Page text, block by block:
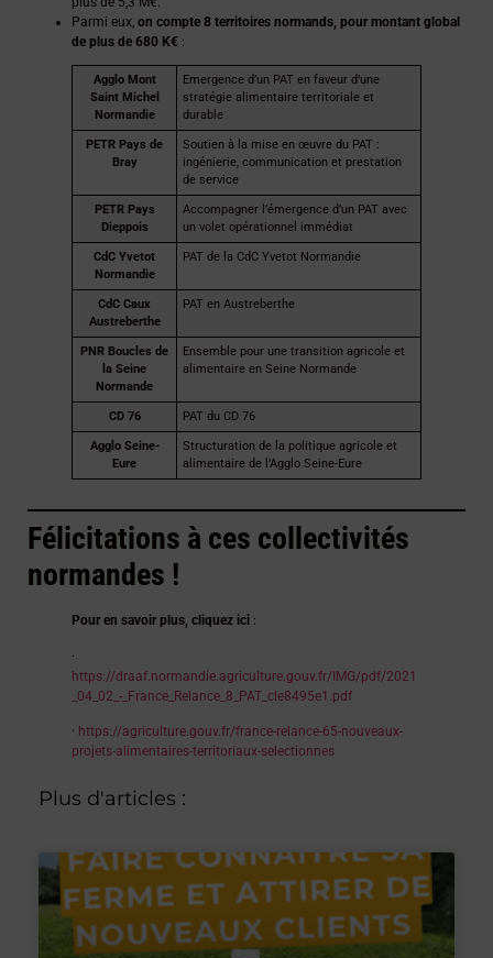
Parmi eux, on compte 8 territoires normands, pour montant global
de plus de 680 K€ :
Agglo Mont
Saint Michel
Normandie
Emergence d’un PAT en faveur d’une
stratégie alimentaire territoriale et
durable
PETR Pays de
Bray
Soutien à la mise en œuvre du PAT :
ingénierie, communication et prestation
de service
PETR Pays
Dieppois
Accompagner l’émergence d’un PAT avec
un volet opérationnel immédiat
CdC Yvetot
Normandie
PAT de la CdC Yvetot Normandie
CdC Caux
Austreberthe
PAT en Austreberthe
PNR Boucles de
la Seine
Normande
Ensemble pour une transition agricole et
alimentaire en Seine Normande
CD 76 PAT du CD 76
Agglo Seine-
Eure
Structuration de la politique agricole et
alimentaire de l’Agglo Seine-Eure
Félicitations à ces collectivités
normandes !
Pour en savoir plus, cliquez ici :
·
https://draaf.normandie.agriculture.gouv.fr/IMG/pdf/2021
_04_02_-_France_Relance_8_PAT_cle8495e1.pdf
· https://agriculture.gouv.fr/france-relance-65-nouveaux-
projets-alimentaires-territoriaux-selectionnes
Plus d'articles :